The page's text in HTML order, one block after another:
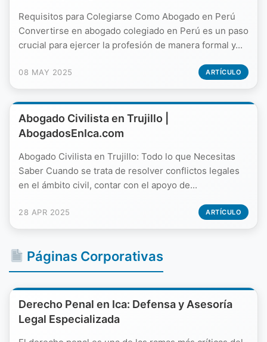
Requisitos para Colegiarse Como Abogado en Perú
Convertirse en abogado colegiado en Perú es un paso
crucial para ejercer la profesión de manera formal y...
08 MAY 2025 ARTÍCULO
Abogado Civilista en Trujillo |
AbogadosEnIca.com
Abogado Civilista en Trujillo: Todo lo que Necesitas
Saber Cuando se trata de resolver conflictos legales
en el ámbito civil, contar con el apoyo de...
28 APR 2025 ARTÍCULO
Páginas Corporativas
Derecho Penal en Ica: Defensa y Asesoría
Legal Especializada